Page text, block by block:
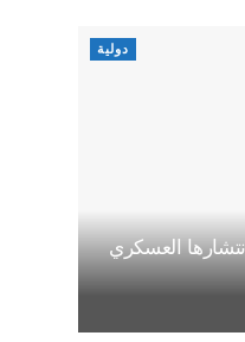
دولية
العسكري